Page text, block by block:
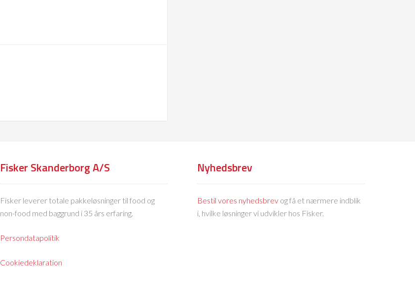
Fisker Skanderborg A/S
Fisker leverer totale pakkeløsninger til food og
non-food med baggrund i 35 års erfaring.
Persondatapolitik
Cookiedeklaration
Nyhedsbrev
Bestil vores nyhedsbrev og få et nærmere indblik
i, hvilke løsninger vi udvikler hos Fisker.